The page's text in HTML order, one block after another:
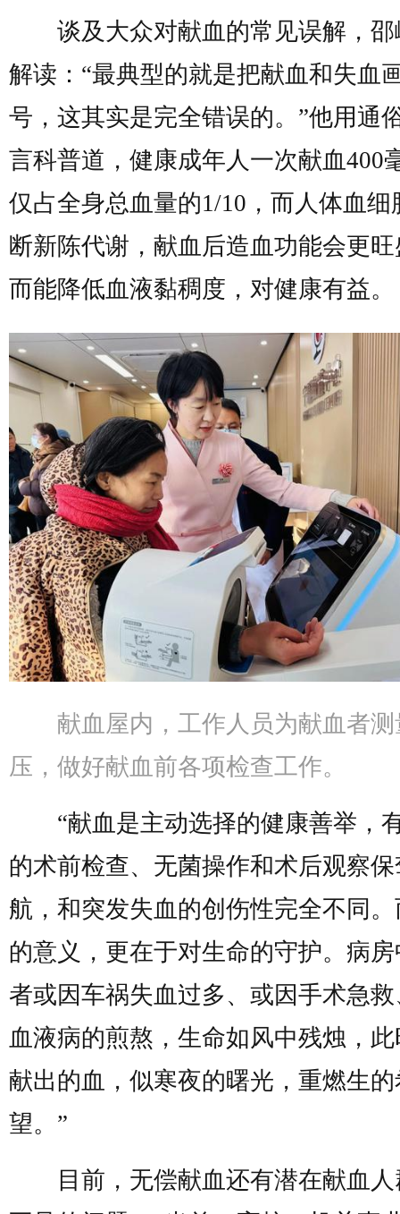
谈及大众对献血的常见误解，邵
解读：“最典型的就是把献血和失血
号，这其实是完全错误的。”他用通
言科普道，健康成年人一次献血400
仅占全身总血量的1/10，而人体血细
断新陈代谢，献血后造血功能会更
而能降低血液黏稠度，对健康有益。
献血屋内，工作人员为献血者
压，做好献血前各项检查工作。
“献血是主动选择的健康善举，
的术前检查、无菌操作和术后观察
航，和突发失血的创伤性完全不同
的意义，更在于对生命的守护。病
者或因车祸失血过多、或因手术急
血液病的煎熬，生命如风中残烛，
献出的血，似寒夜的曙光，重燃生的
望。”
目前，无偿献血还有潜在献血人